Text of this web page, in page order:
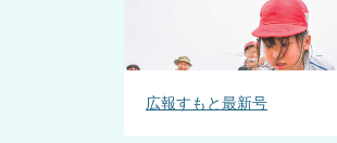
広報すもと最新号